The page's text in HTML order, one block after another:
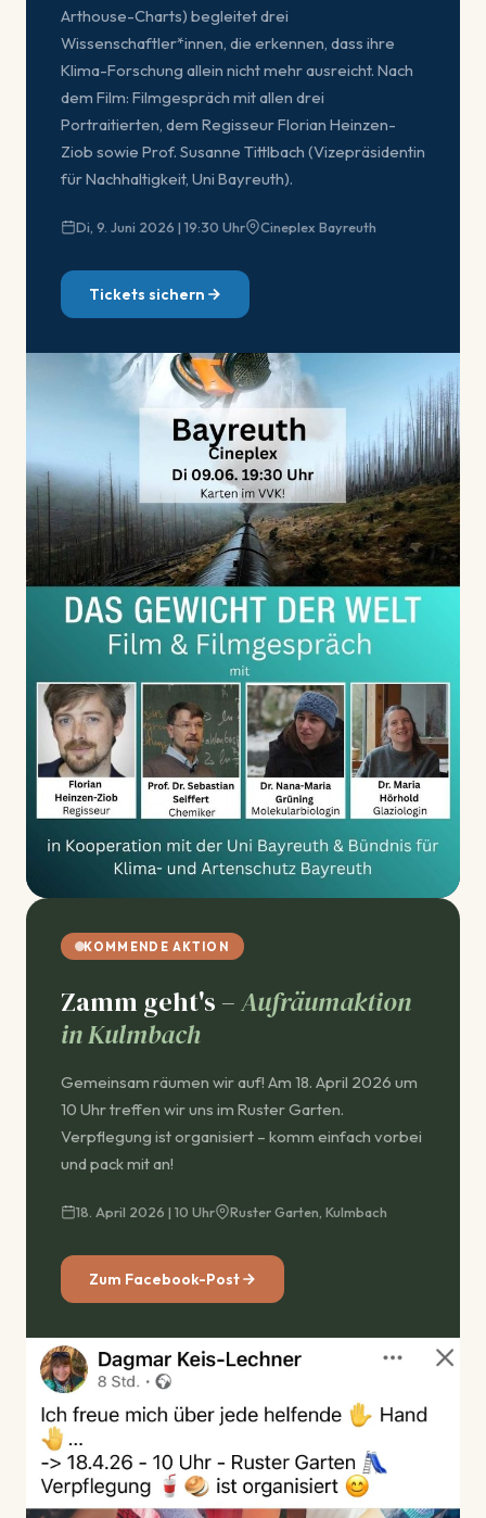
Arthouse-Charts) begleitet drei
Wissenschaftler*innen, die erkennen, dass ihre
Klima-Forschung allein nicht mehr ausreicht. Nach
dem Film: Filmgespräch mit allen drei
Portraitierten, dem Regisseur Florian Heinzen-
Ziob sowie Prof. Susanne Tittlbach (Vizepräsidentin
für Nachhaltigkeit, Uni Bayreuth).
Di, 9. Juni 2026 | 19:30 Uhr Cineplex Bayreuth
Tickets sichern
KOMMENDE AKTION
Zamm geht's –Aufräumaktion
in Kulmbach
Gemeinsam räumen wir auf! Am 18. April 2026 um
10 Uhr treffen wir uns im Ruster Garten.
Verpflegung ist organisiert – komm einfach vorbei
und pack mit an!
18. April 2026 | 10 Uhr Ruster Garten, Kulmbach
Zum Facebook-Post